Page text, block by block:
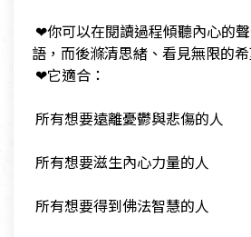
❤你可以在閱讀過程傾聽內心的
語，而後滌清思緒、看見無限的希
​ ❤它適合：
​ 所有想要遠離憂鬱與悲傷的人
​ 所有想要滋生內心力量的人
​ 所有想要得到佛法智慧的人